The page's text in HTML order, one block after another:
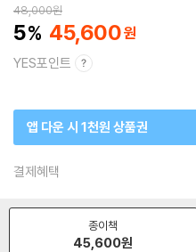
48,000원
5 45,600
YES포인트
앱 다운 시 1천원 상품권
결제혜택
종이책
45,600원